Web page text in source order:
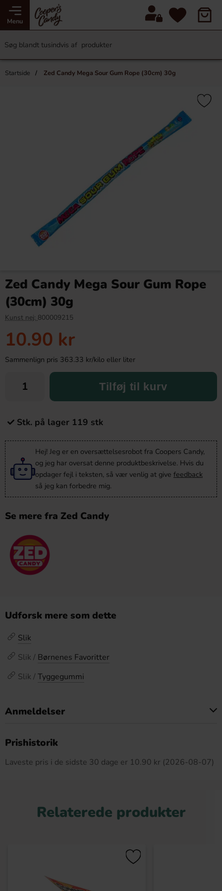
Menu
Startside Zed Candy Mega Sour Gum Rope (30cm) 30g
Zed Candy Mega Sour Gum Rope
(30cm) 30g
Kunst nej: 800009215
10.90 kr
Sammenlign pris 363.33 kr/kilo eller liter
Tilføj til kurv
Stk. på lager 119 stk
Hej! Jeg er en oversættelsesrobot fra Coopers Candy,
og jeg har oversat denne produktbeskrivelse. Hvis du
opdager fejl i teksten, så vær venlig at give feedback
så jeg kan forbedre mig.
Se mere fra Zed Candy
Udforsk mere som dette
Slik
Slik / Børnenes Favoritter
Slik / Tyggegummi
Anmeldelser
Prishistorik
Laveste pris i de sidste 30 dage er 10.90 kr (2026-08-07)
Relaterede produkter